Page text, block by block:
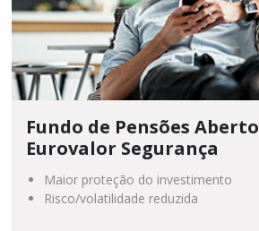
Fundo de Pensões Aberto
Eurovalor Segurança
Maior proteção do investimento
Risco/volatilidade reduzida